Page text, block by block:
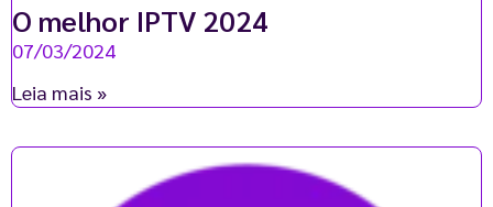
O melhor IPTV 2024
07/03/2024
Leia mais »